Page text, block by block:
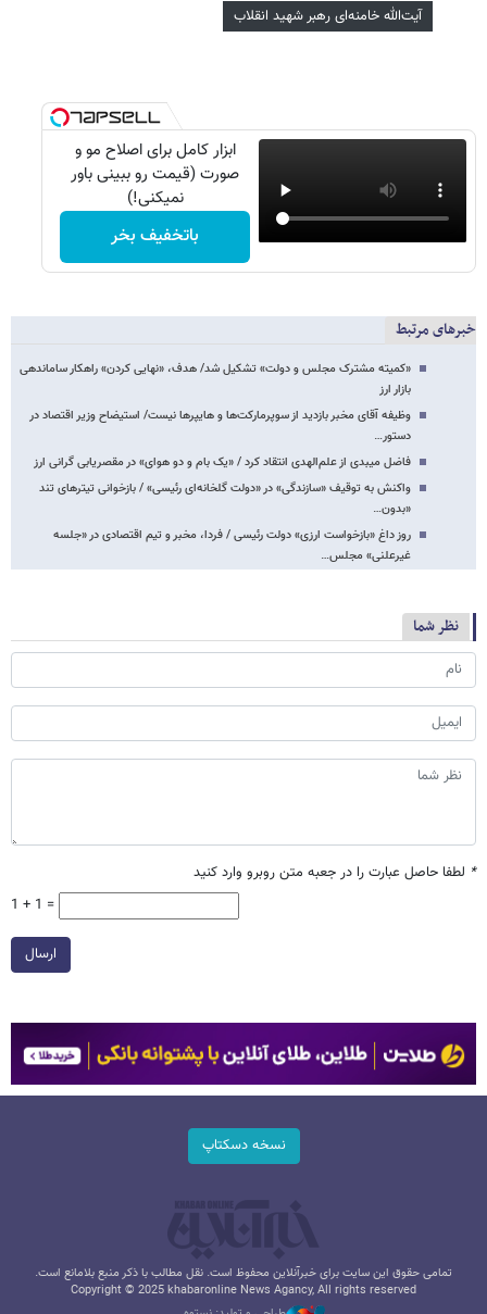
آیت‌الله خامنه‌ای رهبر شهید انقلاب
ابزار کامل برای اصلاح مو و
صورت (قیمت رو ببینی باور
نمیکنی!)
باتخفیف بخر
خبرهای مرتبط
«کمیته‌ مشترک مجلس و دولت» تشکیل شد/ هدف، «نهایی کردن» راهکار ساماندهی
بازار ارز
وظیفه آقای مخبر بازدید از سوپرمارکت‌ها و هایپرها نیست/ استیضاح وزیر اقتصاد در
دستور…
فاضل میبدی از علم‌الهدی انتقاد کرد / «یک بام و دو هوای» در مقصریابی گرانی ارز
واکنش به توقیف «سازندگی» در «دولت گلخانه‌ای رئیسی» / بازخوانی تیترهای تند
«بدون…
روز داغ «بازخواست ارزی» دولت رئیسی / فردا، مخبر و تیم اقتصادی در «جلسه
غیرعلنی» مجلس…
نظر شما
* لطفا حاصل عبارت را در جعبه متن روبرو وارد کنید
1 + 1 =
ارسال
نسخه دسکتاپ
تمامی حقوق این سایت برای خبرآنلاین محفوظ است. نقل مطالب با ذکر منبع بلامانع است.
Copyright © 2025 khabaronline News Agancy, All rights reserved